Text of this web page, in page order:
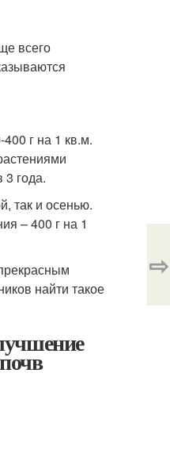
всего
г на 1 кв.м.
года.
так и осенью.
– 400 г на 1
найти такое
⇨